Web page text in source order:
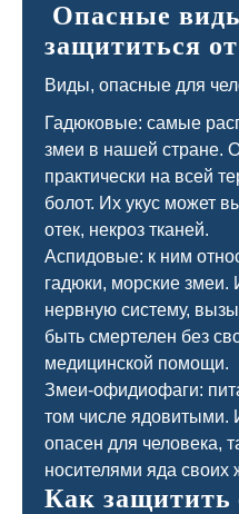
Опасные
защититься
Виды, опасные для
Гадюковые: самые
змеи в нашей стране.
практически на всей
болот. Их укус может
отек, некроз тканей.
Аспидовые: к ним
гадюки, морские змеи.
нервную систему,
быть смертелен без
медицинской помощи.
Змеи-офидиофаги:
том числе ядовитыми.
опасен для человека,
носителями яда своих
Как защитить